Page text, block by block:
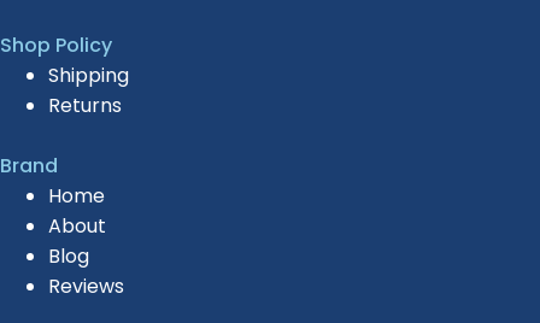
Shop Policy
Shipping
Returns
Brand
Home
About
Blog
Reviews